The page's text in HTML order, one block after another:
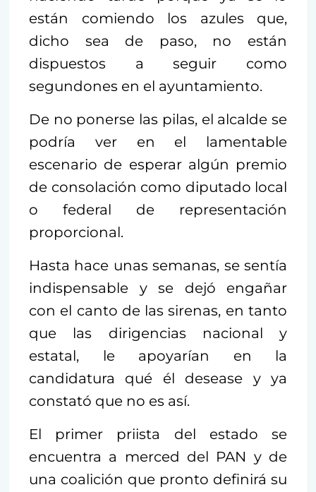
están comiendo los azules que,
dicho sea de paso, no están
dispuestos a seguir como
segundones en el ayuntamiento.
De no ponerse las pilas, el alcalde se
podría ver en el lamentable
escenario de esperar algún premio
de consolación como diputado local
o federal de representación
proporcional.
Hasta hace unas semanas, se sentía
indispensable y se dejó engañar
con el canto de las sirenas, en tanto
que las dirigencias nacional y
estatal, le apoyarían en la
candidatura qué él desease y ya
constató que no es así.
El primer priista del estado se
encuentra a merced del PAN y de
una coalición que pronto definirá su